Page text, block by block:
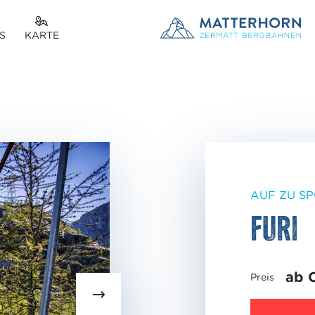
KARTE
AUF ZU
Furi
Preis ab